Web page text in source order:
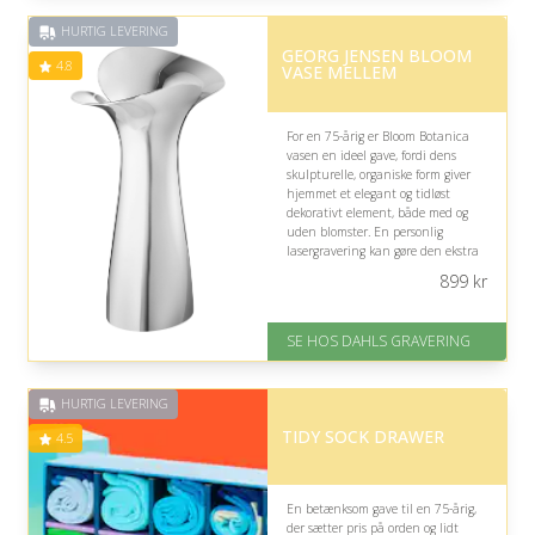
af 5
HURTIG LEVERING
4.8 GEORG JENSEN BLOOM
VASE MELLEM
For en 75-årig er Bloom Botanica
vasen en ideel gave, fordi dens
skulpturelle, organiske form giver
hjemmet et elegant og tidløst
dekorativt element, både med og
uden blomster. En personlig
lasergravering kan gøre den ekstra
værdsætter minder og personlige
På lager
Levering: 2-3 dage
Gratis fragt
på 4.8 ud af 5
899kr
SE HOS DAHLS GRAVERING
HURTIG LEVERING
4.5 TIDY SOCK DRAWER
En betænksom gave til en 75-årig,
der sætter pris på orden og lidt